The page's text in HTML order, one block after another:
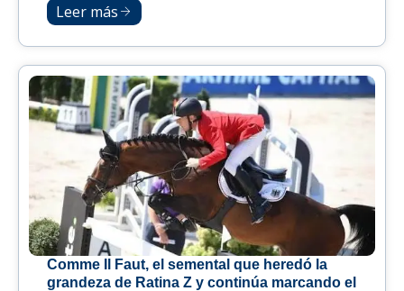
Leer más
Comme Il Faut, el semental que heredó la
grandeza de Ratina Z y continúa marcando el